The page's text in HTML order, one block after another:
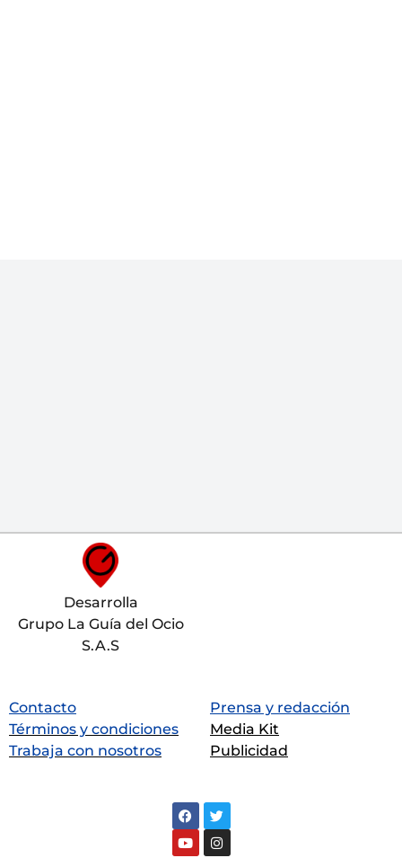
Desarrolla
Grupo La Guía del Ocio
S.A.S
Contacto
Términos y condiciones
Trabaja con nosotros
Prensa y redacción
Media Kit
Publicidad